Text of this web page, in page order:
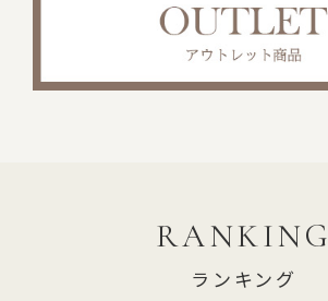
RANKING
ランキング